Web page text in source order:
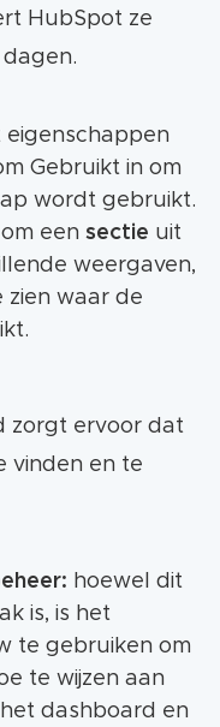
HubSpot ze
eigenschappen
Gebruikt in om
wordt gebruikt.
een sectie uit
weergaven,
waar de
zorgt ervoor dat
vinden en te
hoewel dit
is, is het
te gebruiken om
te wijzen aan
dashboard en